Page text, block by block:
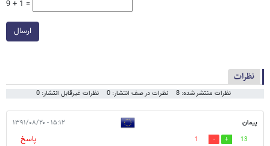
9 + 1 =
ارسال
نظرات
نظرات منتشر شده: 8 نظرات در صف انتشار: 0 نظرات غیرقابل انتشار: 0
پیمان ۱۵:۱۲ - ۱۳۹۱/۰۸/۲۰
13
1
پاسخ